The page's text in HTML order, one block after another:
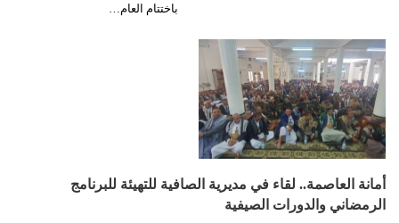
باختتام العام…
أمانة العاصمة.. لقاء في مديرية الصافية للتهيئة للبرنامج
الرمضاني والدورات الصيفية